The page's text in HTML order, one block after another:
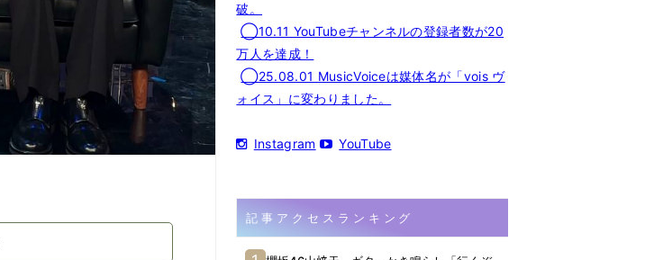
破。
◯10.11 YouTubeチャンネルの登録者数が20
万人を達成！
◯25.08.01 MusicVoiceは媒体名が「vois ヴ
ォイス」に変わりました。
Instagram YouTube
記事アクセスランキング